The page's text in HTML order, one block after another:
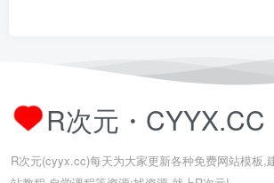
R次元・CYYX.CC
R次元(cyyx.cc)每天为大家更新各种免费网站模板,